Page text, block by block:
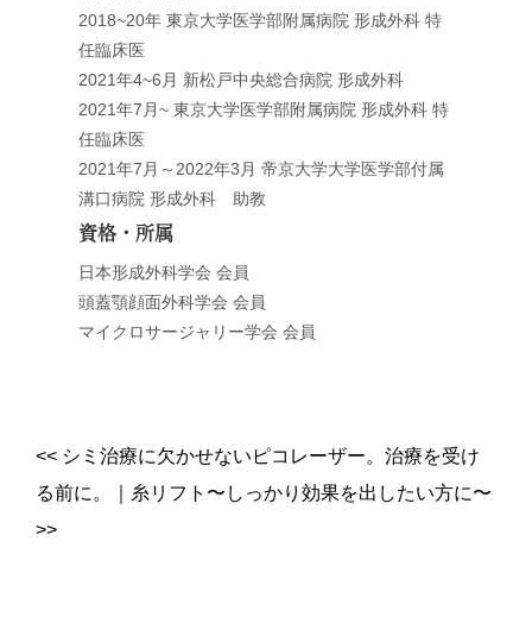
2018~20年 東京大学医学部附属病院 形成外科 特
任臨床医
2021年4~6月 新松戸中央総合病院 形成外科
2021年7月~ 東京大学医学部附属病院 形成外科 特
任臨床医
2021年7月～2022年3月 帝京大学大学医学部付属
溝口病院 形成外科 助教
資格・所属
日本形成外科学会 会員
頭蓋顎顔面外科学会 会員
マイクロサージャリー学会 会員
<<シミ治療に欠かせないピコレーザー。治療を受け
る前に。
糸リフト〜しっかり効果を出したい方に〜
>>